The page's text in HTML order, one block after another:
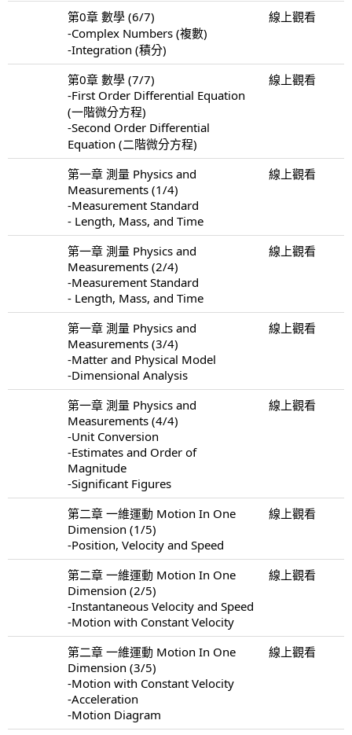
第0章 數學 (6/7)
-Complex Numbers (複數)
-Integration (積分)
線上觀看
第0章 數學 (7/7)
-First Order Differential Equation
(一階微分方程)
-Second Order Differential
Equation (二階微分方程)
線上觀看
第一章 測量 Physics and
Measurements (1/4)
-Measurement Standard
- Length, Mass, and Time
線上觀看
第一章 測量 Physics and
Measurements (2/4)
-Measurement Standard
- Length, Mass, and Time
線上觀看
第一章 測量 Physics and
Measurements (3/4)
-Matter and Physical Model
-Dimensional Analysis
線上觀看
第一章 測量 Physics and
Measurements (4/4)
-Unit Conversion
-Estimates and Order of
Magnitude
-Significant Figures
線上觀看
第二章 一維運動 Motion In One
Dimension (1/5)
-Position, Velocity and Speed
線上觀看
第二章 一維運動 Motion In One
Dimension (2/5)
-Instantaneous Velocity and Speed
-Motion with Constant Velocity
線上觀看
第二章 一維運動 Motion In One
Dimension (3/5)
-Motion with Constant Velocity
-Acceleration
-Motion Diagram
線上觀看